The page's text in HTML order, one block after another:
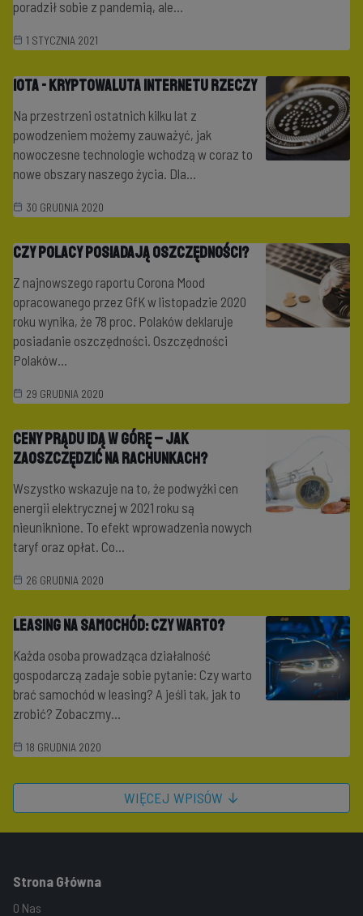
poradził sobie z pandemią, ale...
1 STYCZNIA 2021
IOTA - kryptowaluta internetu rzeczy
Na przestrzeni ostatnich kilku lat z
powodzeniem możemy zauważyć, jak
nowoczesne technologie wchodzą w coraz to
nowe obszary naszego życia. Dla...
30 GRUDNIA 2020
Czy Polacy posiadają oszczędności?
Z najnowszego raportu Corona Mood
opracowanego przez GfK w listopadzie 2020
roku wynika, że 78 proc. Polaków deklaruje
posiadanie oszczędności. Oszczędności
Polaków...
29 GRUDNIA 2020
Ceny prądu idą w górę – jak
zaoszczędzić na rachunkach?
Wszystko wskazuje na to, że podwyżki cen
energii elektrycznej w 2021 roku są
nieuniknione. To efekt wprowadzenia nowych
taryf oraz opłat. Co...
26 GRUDNIA 2020
Leasing na samochód: czy warto?
Każda osoba prowadząca działalność
gospodarczą zadaje sobie pytanie: Czy warto
brać samochód w leasing? A jeśli tak, jak to
zrobić? Zobaczmy...
18 GRUDNIA 2020
WIĘCEJ WPISÓW ↓
Strona Główna
O Nas